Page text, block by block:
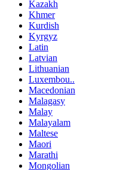
Kazakh
Khmer
Kurdish
Kyrgyz
Latin
Latvian
Lithuanian
Luxembou..
Macedonian
Malagasy
Malay
Malayalam
Maltese
Maori
Marathi
Mongolian